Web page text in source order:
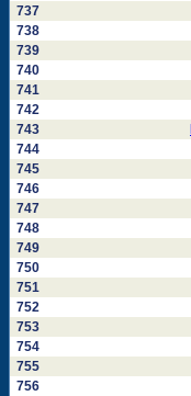
737
738
739
740
741
742
743
744
745
746
747
748
749
750
751
752
753
754
755
756